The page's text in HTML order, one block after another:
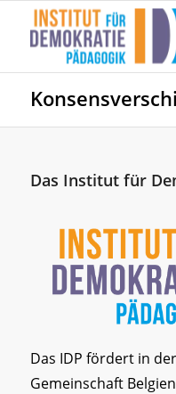
Das Institut für
Das IDP fördert in
Gemeinschaft